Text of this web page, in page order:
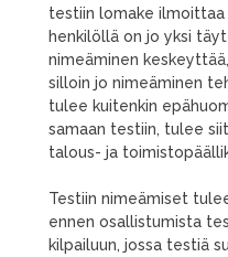
testiin lomake
henkilöllä on jo yksi
nimeäminen
silloin jo nimeäminen
tulee kuitenkin
samaan testiin, tulee
talous- ja
Testiin nimeämiset
ennen osallistumista
kilpailuun, jossa testiä